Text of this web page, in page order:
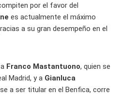
por el favor del
es actualmente el máximo
a su gran desempeño en el
Franco Mastantuono, quien se
Madrid, y a Gianluca
a ser titular en el Benfica, corre